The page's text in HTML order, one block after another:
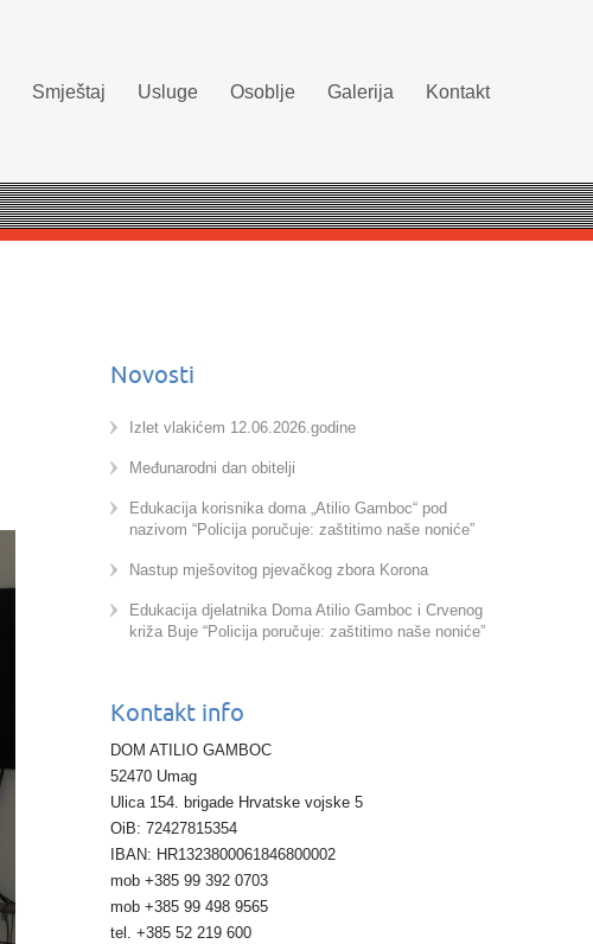
Smještaj Usluge Osoblje Galerija Kontakt
Novosti
Izlet vlakićem 12.06.2026.godine
Međunarodni dan obitelji
Edukacija korisnika doma „Atilio Gamboc“ pod
nazivom “Policija poručuje: zaštitimo naše noniće”
Nastup mješovitog pjevačkog zbora Korona
Edukacija djelatnika Doma Atilio Gamboc i Crvenog
križa Buje “Policija poručuje: zaštitimo naše noniće”
Kontakt info
DOM ATILIO GAMBOC
52470 Umag
Ulica 154. brigade Hrvatske vojske 5
OiB: 72427815354
IBAN: HR1323800061846800002
mob +385 99 392 0703
mob +385 99 498 9565
tel. +385 52 219 600